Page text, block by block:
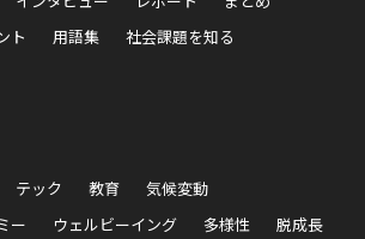
ト 用語集 社会課題を知る
テック 教育
気候変動
ー
ウェルビーイング 多様性 脱成長